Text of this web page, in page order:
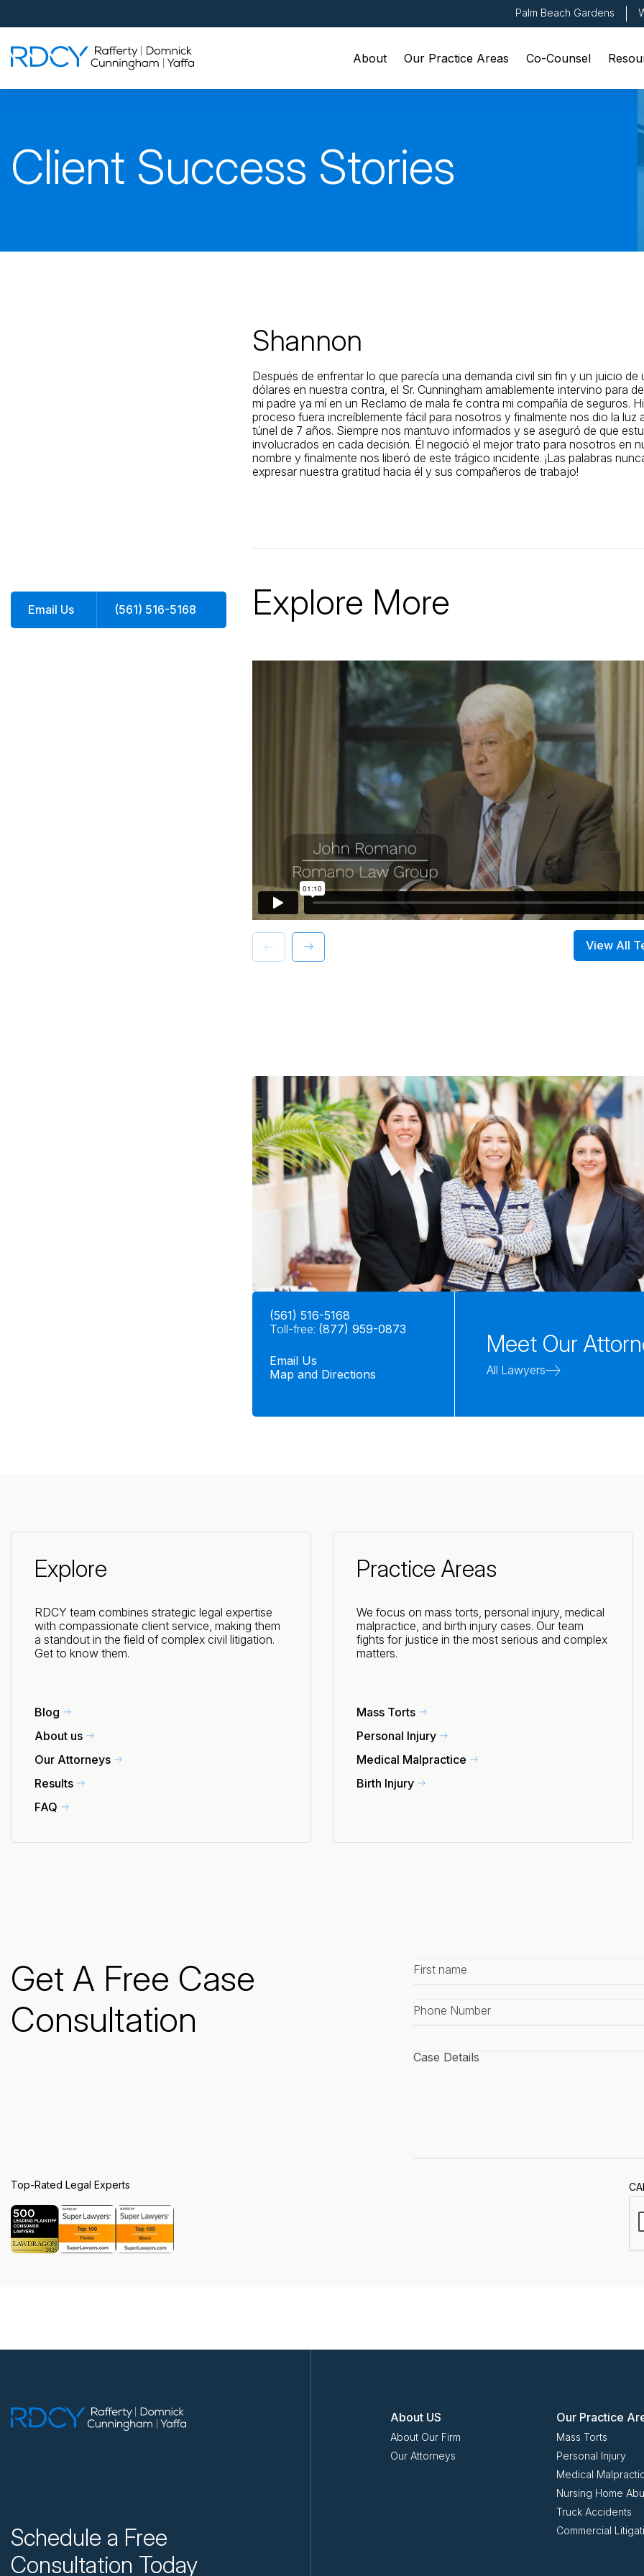
Palm Beach Gardens
Palm Beach Gardens
4560 Donald Ross Road
Palm Beach Gardens, FL 33418
700 S Rosemary Ave Suite 204
West Palm Beach, FL 33401
By Appointment Only*
815 S Palafox Street, 3rd Floor
Rafferty Domnick Cunningham & Yaffa About Our Practice Areas Co-Counsel
Client Success Stories
Email Us (561) 516-5168
Shannon
Después de enfrentar lo que parecía una demanda civil sin fin y un juicio de
dólares en nuestra contra, el Sr. Cunningham amablemente intervino para
mi padre ya mí en un Reclamo de mala fe contra mi compañía de seguros.
proceso fuera increíblemente fácil para nosotros y finalmente nos dio la luz
túnel de 7 años. Siempre nos mantuvo informados y se aseguró de que
involucrados en cada decisión. Él negoció el mejor trato para nosotros en
nombre y finalmente nos liberó de este trágico incidente. ¡Las palabras
expresar nuestra gratitud hacia él y sus compañeros de trabajo!
Explore More
View All
(561) 516-5168
Toll-free: (877) 959-0873
Email Us
Map and Directions
Meet Our
All Lawyers
Explore
RDCY team combines strategic legal expertise
with compassionate client service, making them
a standout in the field of complex civil litigation.
Get to know them.
Blog
About us
Our Attorneys
Results
FAQ
Practice Areas
We focus on mass torts, personal injury, medical
malpractice, and birth injury cases. Our team
fights for justice in the most serious and complex
matters.
Mass Torts
Personal Injury
Medical Malpractice
Birth Injury
Get A Free Case
Consultation
Top-Rated Legal Experts
First
name*
Phone
number*
Schedule a Free
Consultation Today
About US
About Our Firm
Our Attorneys
Our Practice
Mass Torts
Personal Injury
Medical
Nursing Home
Truck Accidents
Commercial